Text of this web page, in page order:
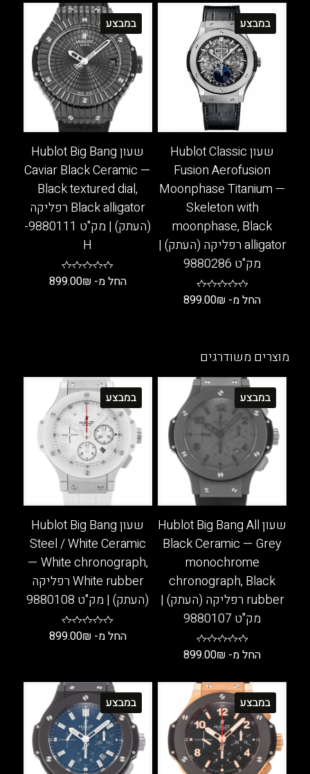
זה
יש
מספר
סוגים.
ניתן
לבחור
את
האפשרויות
בעמוד
המוצר
מספר
סוגים.
ניתן
לבחור
את
האפשרויות
בעמוד
המוצר
במבצע
שעון Hublot Classic
Fusion Aerofusion
Moonphase Titanium —
Skeleton with
moonphase, Black
alligator רפליקה (העתק) |
מק"ט 9880286
החל מ- 899.00₪
יש
סוגים.
ניתן
לבחור
את
האפשרויות
בעמוד
המוצר
במבצע
שעון Hublot Big Bang
Caviar Black Ceramic —
Black textured dial,
Black alligator רפליקה
(העתק) | מק"ט 9880111-
H
החל מ- 899.00₪
ניתן
לבחור
את
האפשרויות
בעמוד
המוצר
מוצרים משודרגים
במבצע
שעון Hublot Big Bang All
Black Ceramic — Grey
monochrome
chronograph, Black
rubber רפליקה (העתק) |
מק"ט 9880107
החל מ- 899.00₪
זה
יש
מספר
סוגים.
ניתן
במבצע
שעון Hublot Big Bang
Steel / White Ceramic
— White chronograph,
White rubber רפליקה
(העתק) | מק"ט 9880108
החל מ- 899.00₪
יש
מספר
סוגים.
ניתן
לבחור
במבצע במבצע